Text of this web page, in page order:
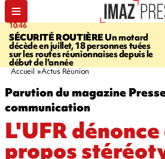
10:46
SÉCURITÉ ROUTIÈREUn motard
décède en juillet, 18 personnes tuées
sur les routes réunionnaises depuis le
début de l'année
Accueil Actus Réunion
Parution du magazine
communication
L'UFR dénonce
propos